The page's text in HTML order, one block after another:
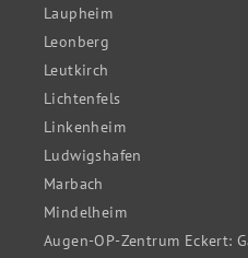
Laupheim
Leonberg
Leutkirch
Lichtenfels
Linkenheim
Ludwigshafen
Marbach
Mindelheim
Augen-OP-Zentrum Eckert: